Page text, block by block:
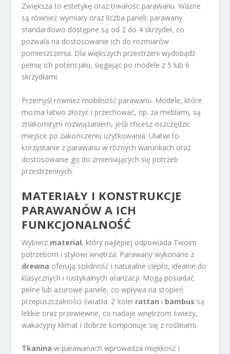
Zwiększa to estetykę oraz trwałość parawanu. Ważne
są również wymiary oraz liczba paneli: parawany
standardowo dostępne są od 2 do 4 skrzydeł, co
pozwala na dostosowanie ich do rozmiarów
pomieszczenia. Dla większych przestrzeni wydobądź
pełnię ich potencjału, sięgając po modele z 5 lub 6
skrzydłami.
Przemyśl również mobilność parawanu. Modele, które
można łatwo złożyć i przechować, np. za meblami, są
znakomitym rozwiązaniem, jeśli chcesz oszczędzić
miejsce po zakończeniu użytkowania. Ułatwi to
korzystanie z parawanu w różnych warunkach oraz
dostosowanie go do zmieniających się potrzeb
przestrzennych.
MATERIAŁY I KONSTRUKCJE
PARAWANÓW A ICH
FUNKCJONALNOŚĆ
Wybierz materiał, który najlepiej odpowiada Twoim
potrzebom i stylowi wnętrza. Parawany wykonane z
drewna oferują solidność i naturalne ciepło, idealne do
klasycznych i rustykalnych aranżacji. Mogą posiadać
pełne lub ażurowe panele, co wpływa na stopień
przepuszczalności światła. Z kolei rattan i bambus są
lekkie oraz przewiewne, co nadaje wnętrzom świeży,
wakacyjny klimat i dobrze komponuje się z roślinami.
Tkanina w parawanach wprowadza miękkość i